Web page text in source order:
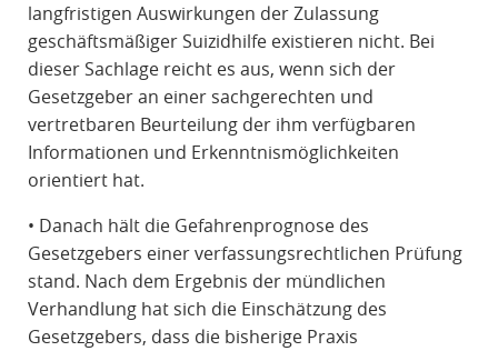
langfristigen Auswirkungen der Zulassung
geschäftsmäßiger Suizidhilfe existieren nicht. Bei
dieser Sachlage reicht es aus, wenn sich der
Gesetzgeber an einer sachgerechten und
vertretbaren Beurteilung der ihm verfügbaren
Informationen und Erkenntnismöglichkeiten
orientiert hat.
• Danach hält die Gefahrenprognose des
Gesetzgebers einer verfassungsrechtlichen Prüfung
stand. Nach dem Ergebnis der mündlichen
Verhandlung hat sich die Einschätzung des
Gesetzgebers, dass die bisherige Praxis